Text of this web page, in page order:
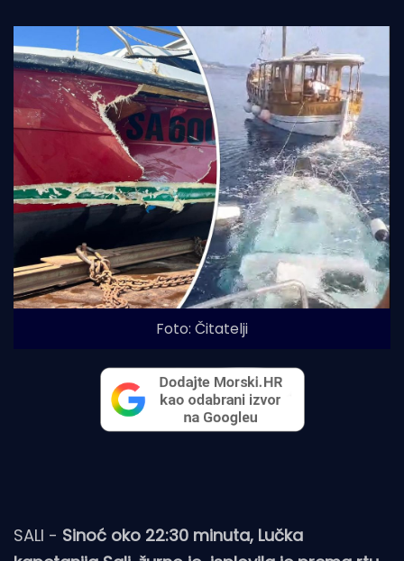
Foto: Čitatelji
SALI - Sinoć oko 22:30 minuta, Lučka